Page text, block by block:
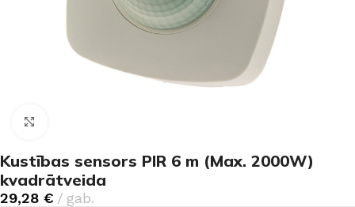
Kustības sensors PIR 6 m (Max. 2000W)
kvadrātveida
29,28 € gab.